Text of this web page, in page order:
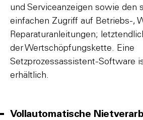
und Serviceanzeigen sowie den
einfachen Zugriff auf Betriebs-,
Reparaturanleitungen;
der Wertschöpfungskette. Eine
Setzprozessassistent-Software
erhältlich.
Vollautomatische